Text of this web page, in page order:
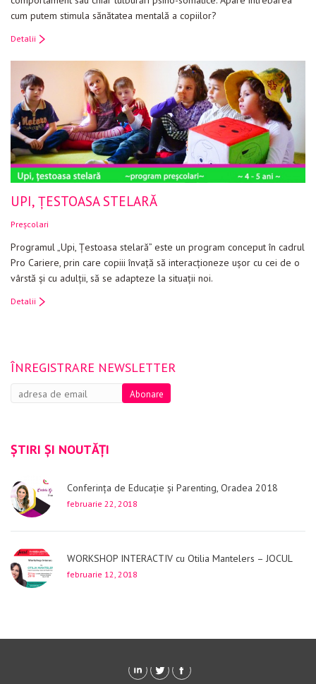
cum putem stimula sănătatea mentală a copiilor?
Detalii
UPI, ŢESTOASA STELARĂ
Preșcolari
Programul „Upi, Ţestoasa stelară” este un program conceput în cadrul
Pro Cariere, prin care copiii învaţă să interacţioneze uşor cu cei de o
vârstă şi cu adulţii, să se adapteze la situaţii noi.
Detalii
ÎNREGISTRARE NEWSLETTER
ȘTIRI ȘI NOUTĂȚI
Conferința de Educație și Parenting, Oradea 2018
februarie 22, 2018
WORKSHOP INTERACTIV cu Otilia Mantelers – JOCUL
februarie 12, 2018